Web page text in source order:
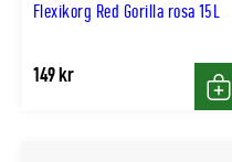
Flexikorg Red Gorilla rosa 15L
149 kr
Köp